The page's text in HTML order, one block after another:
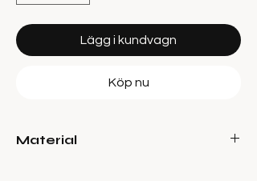
Lägg i kundvagn
Köp nu
Material